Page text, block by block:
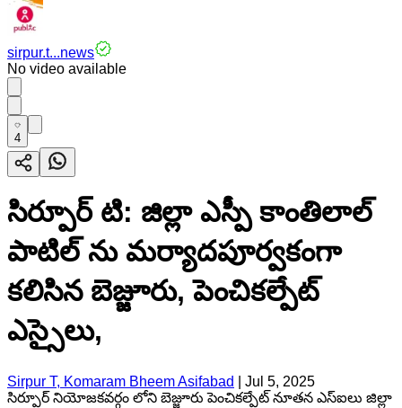
sirpur.t...news
No video available
4
సిర్పూర్ టి: జిల్లా ఎస్పీ కాంతిలాల్
పాటిల్ ను మర్యాదపూర్వకంగా
కలిసిన బెజ్జూరు, పెంచికల్పేట్
ఎస్సైలు,
Sirpur T, Komaram Bheem Asifabad
Jul 5, 2025
సిర్పూర్ నియోజకవర్గం లోని బెజ్జూరు పెంచికల్పేట్ నూతన ఎస్ఐలు జిల్లా